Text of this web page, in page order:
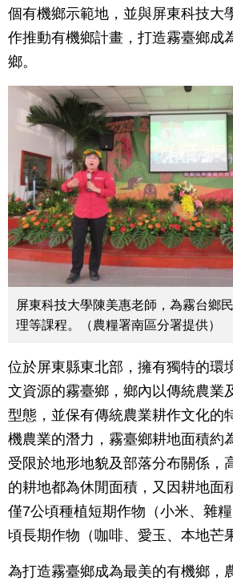
個有機鄉示範地，並與屏東科技大
作推動有機鄉計畫，打造霧臺鄉成
鄉。
屏東科技大學陳美惠老師，為霧台鄉
理等課程。（農糧署南區分署提供）
位於屏東縣東北部，擁有獨特的環
文資源的霧臺鄉，鄉內以傳統農業
型態，並保有傳統農業耕作文化的
機農業的潛力，霧臺鄉耕地面積約
受限於地形地貌及部落分布關係，
的耕地都為休閒面積，又因耕地面
僅7公頃種植短期作物（小米、雜
頃長期作物（咖啡、愛玉、本地芒
為打造霧臺鄉成為最美的有機鄉，